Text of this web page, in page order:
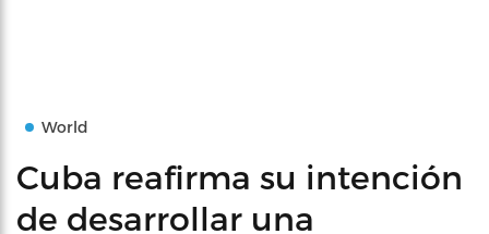
World
Cuba reafirma su intención
de desarrollar una